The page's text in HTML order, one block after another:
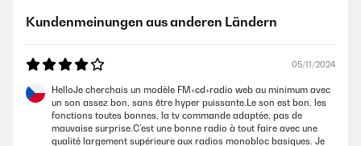
Amazon Benutzer – Bewertung durch Chal-Tec GmbH nicht
keukenradio cd usb speler
Amazon Benutzer – Bewertung durch Chal-Tec GmbH nicht
eigenständig überprüft
Kundenmeinungen aus anderen Ländern
05/11/2024
HelloJe cherchais un modèle FM+cd+radio web au minimum avec
un son assez bon, sans être hyper puissante.Le son est bon, les
fonctions toutes bonnes, la tv commande adaptée, pas de
mauvaise surprise.C’est une bonne radio à tout faire avec une
qualité largement supérieure aux radios monobloc basiques. Je